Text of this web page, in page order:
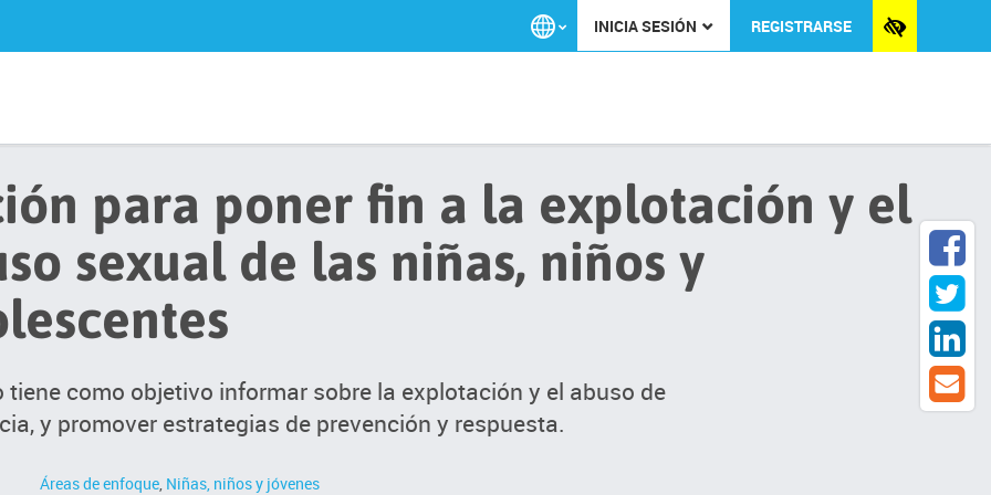
SelectINICIA SESIÓN REGISTRARSE
Toggles
the
para poner fin a la explotación y el
sexual de las niñas, niños y
tiene como objetivo informar sobre la explotación y el abuso de
y promover estrategias de prevención y respuesta.
Áreas de enfoque, Niñas, niños y jóvenes